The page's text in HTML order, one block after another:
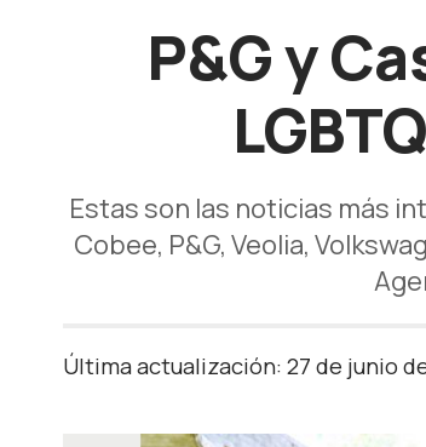
P&G y
Estas son las noticias más
Cobee, P&G, Veolia,
Última actualización: 27 de junio